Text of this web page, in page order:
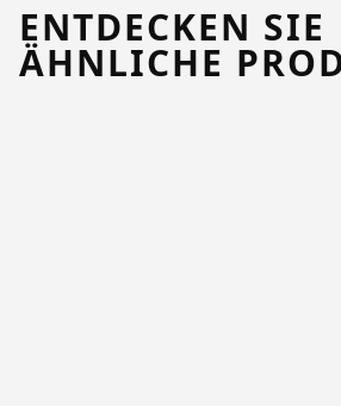
ENTDECKEN SIE
ÄHNLICHE